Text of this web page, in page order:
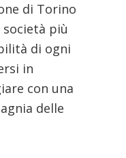
di Torino
più
di ogni
in
con una
delle